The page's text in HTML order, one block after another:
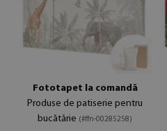
Fototapet la comandă
Produse de patiserie pentru
bucătărie (#ffn-00285258)